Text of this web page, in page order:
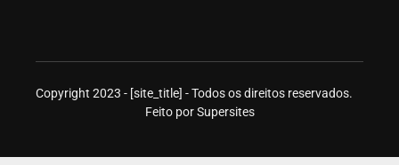
Copyright 2023 - [site_title] - Todos os direitos reservados.
Feito por Supersites